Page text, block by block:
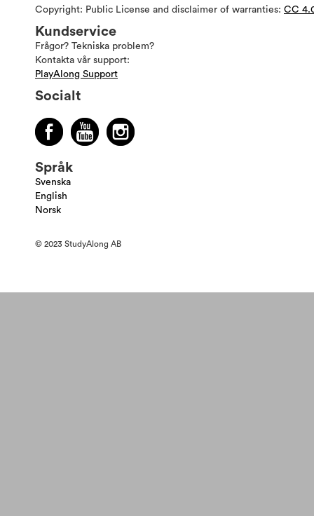
Copyright: Public License and disclaimer of warranties: CC
Kundservice
Frågor? Tekniska problem?
Kontakta vår support:
PlayAlong Support
Socialt
Språk
Svenska
English
Norsk
© 2023 StudyAlong AB